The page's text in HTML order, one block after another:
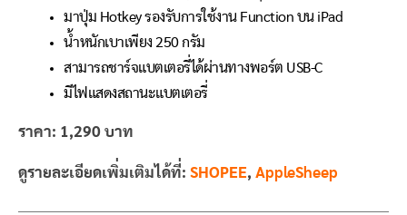
มาปุ่ม Hotkey รองรับการใช้งาน Function บน iPad
น้ำหนักเบาเพียง 250 กรัม
สามารถชาร์จแบตเตอรี่ได้ผ่านทางพอร์ต USB-C
มีไฟแสดงสถานะแบตเตอรี่
ราคา: 1,290 บาท
ดูรายละเอียดเพิ่มเติมได้ที่: SHOPEE, AppleSheep